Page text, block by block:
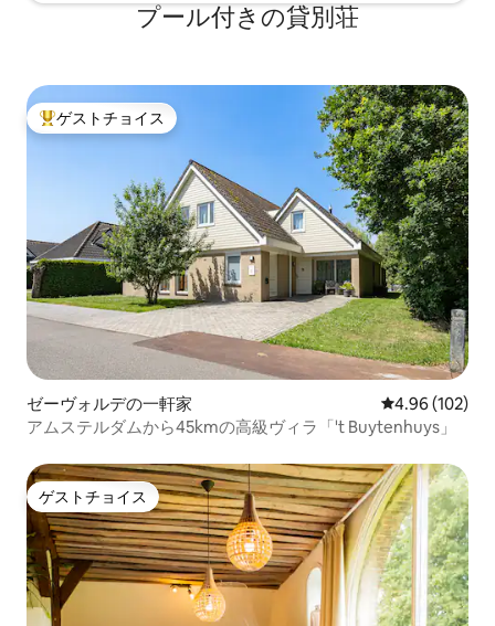
プール付きの貸別荘
大好評のゲストチョイスです。
ゲストチョイス
ゼーヴォルデの一軒家 レビュー102
4.96 (102)
アムステルダムから45kmの高級ヴィラ「't Buytenhuys」
ゲストチョイス
ゲストチョイス